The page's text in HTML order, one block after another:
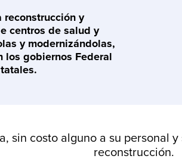
reconstrucción y
centros de salud y
y modernizándolas,
los gobiernos Federal
sin costo alguno a su personal
reconstrucción.